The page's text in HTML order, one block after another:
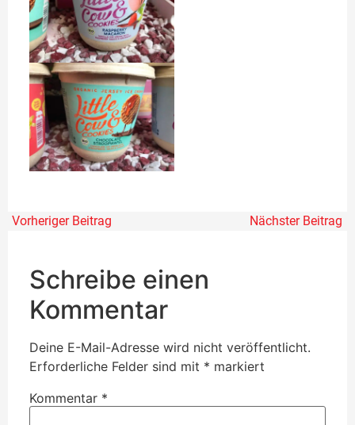
Vorheriger Beitrag Nächster Beitrag
Schreibe einen
Kommentar
Deine E-Mail-Adresse wird nicht veröffentlicht.
Erforderliche Felder sind mit * markiert
Kommentar *